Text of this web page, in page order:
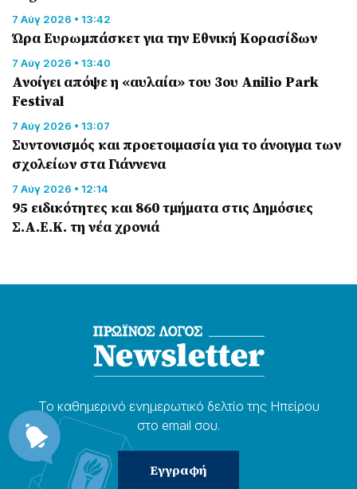
7 Αύγ 2026 • 13:42
Ώρα Ευρωμπάσκετ για την Εθνική Κορασίδων
7 Αύγ 2026 • 13:40
Ανοίγει απόψε η «αυλαία» του 3ου Anilio Park
Festival
7 Αύγ 2026 • 13:07
Συντονισμός και προετοιμασία για το άνοιγμα των
σχολείων στα Γιάννενα
7 Αύγ 2026 • 12:14
95 ειδικότητες και 860 τμήματα στις Δημόσιες
Σ.Α.Ε.Κ. τη νέα χρονιά
Το καθημερɩνό ενημερωτɩκό δελτίο της Ηπείρου
στο email σου.